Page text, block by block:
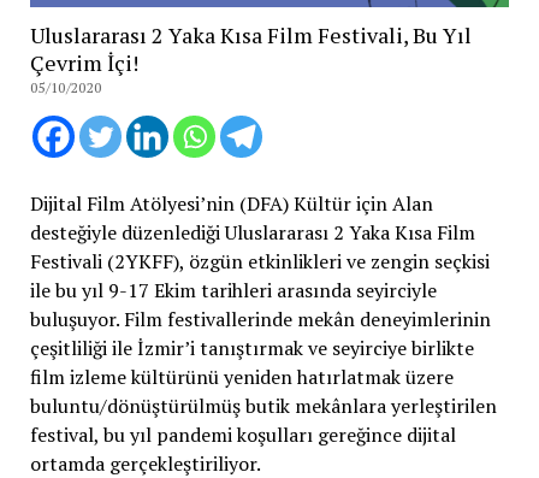
Uluslararası 2 Yaka Kısa Film Festivali, Bu Yıl
Çevrim İçi!
05/10/2020
Dijital Film Atölyesi’nin (DFA) Kültür için Alan
desteğiyle düzenlediği Uluslararası 2 Yaka Kısa Film
Festivali (2YKFF), özgün etkinlikleri ve zengin seçkisi
ile bu yıl 9-17 Ekim tarihleri arasında seyirciyle
buluşuyor. Film festivallerinde mekân deneyimlerinin
çeşitliliği ile İzmir’i tanıştırmak ve seyirciye birlikte
film izleme kültürünü yeniden hatırlatmak üzere
buluntu/dönüştürülmüş butik mekânlara yerleştirilen
festival, bu yıl pandemi koşulları gereğince dijital
ortamda gerçekleştiriliyor.